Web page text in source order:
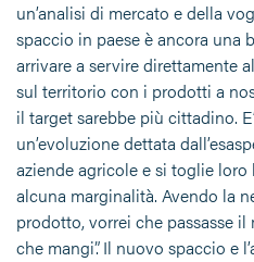
un’analisi di mercato e della
spaccio in paese è ancora una
arrivare a servire direttamente
sul territorio con i prodotti a
il target sarebbe più cittadino.
un’evoluzione dettata
aziende agricole e si toglie loro
alcuna marginalità. Avendo la
prodotto, vorrei che passasse il
che mangi”. Il nuovo spaccio e